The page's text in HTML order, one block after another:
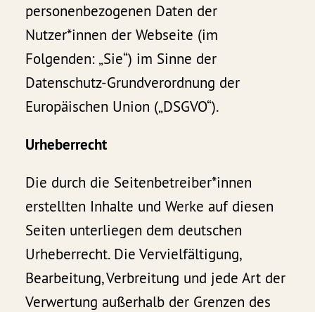
personenbezogenen Daten der
Nutzer*innen der Webseite (im
Folgenden: „Sie“) im Sinne der
Datenschutz-Grundverordnung der
Europäischen Union („DSGVO“).
Urheberrecht
Die durch die Seitenbetreiber*innen
erstellten Inhalte und Werke auf diesen
Seiten unterliegen dem deutschen
Urheberrecht. Die Vervielfältigung,
Bearbeitung, Verbreitung und jede Art der
Verwertung außerhalb der Grenzen des